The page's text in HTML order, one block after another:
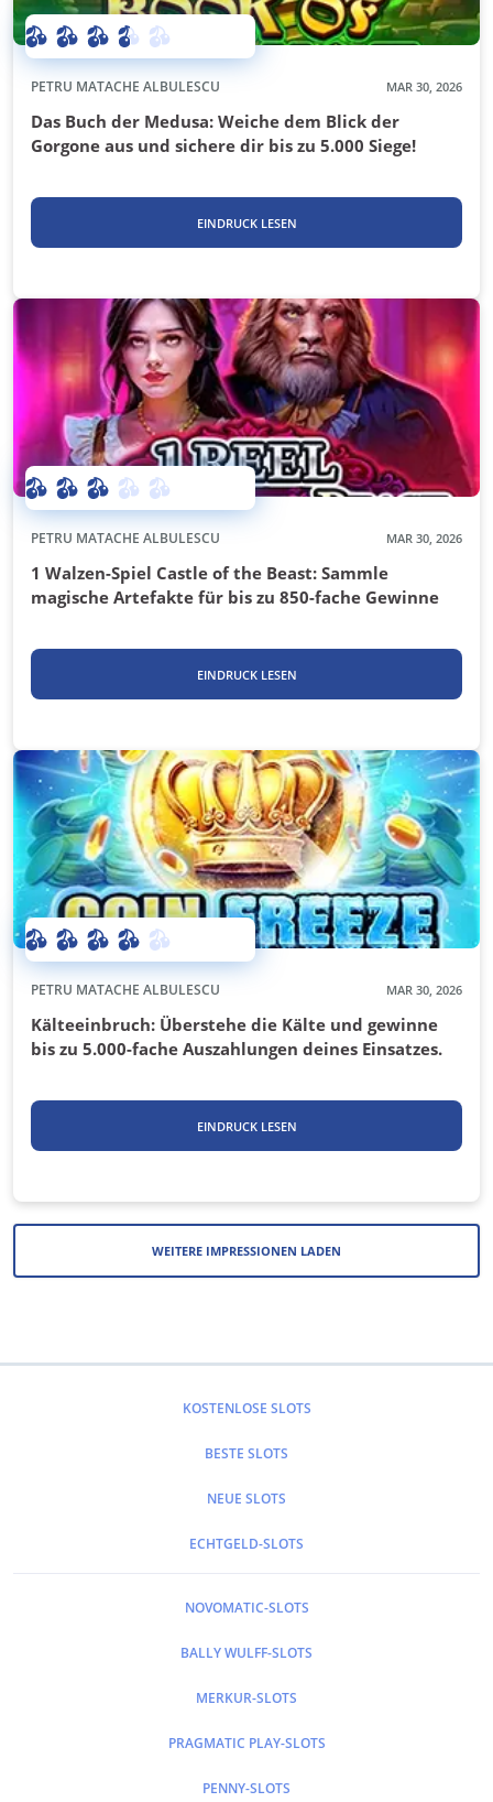
PETRU MATACHE ALBULESCU MAR 30, 2026
Das Buch der Medusa: Weiche dem Blick der
Gorgone aus und sichere dir bis zu 5.000 Siege!
EINDRUCK LESEN
PETRU MATACHE ALBULESCU MAR 30, 2026
1 Walzen-Spiel Castle of the Beast: Sammle
magische Artefakte für bis zu 850-fache Gewinne
EINDRUCK LESEN
PETRU MATACHE ALBULESCU MAR 30, 2026
Kälteeinbruch: Überstehe die Kälte und gewinne
bis zu 5.000-fache Auszahlungen deines Einsatzes.
EINDRUCK LESEN
WEITERE IMPRESSIONEN LADEN
KOSTENLOSE SLOTS
BESTE SLOTS
NEUE SLOTS
ECHTGELD-SLOTS
NOVOMATIC-SLOTS
BALLY WULFF-SLOTS
MERKUR-SLOTS
PRAGMATIC PLAY-SLOTS
PENNY-SLOTS